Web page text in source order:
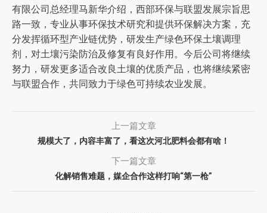
有限公司 总经理马新华介绍，西部环保与联盟发展宗旨思
路一致，专业从事环保技术研究和提供环保解决方案，充
分发挥循环型产业链优势，研发生产绿色环保土壤调理
剂，对土壤污染防治及修复有良好作用。今后公司将继续
努力，研发更多适合改良土壤的优质产品，也将继续紧密
与联盟合作，共同致力于绿色可持续农业发展。
上一篇文章
规模大了，内容丰富了，看这次河北肥料会都有啥！
下一篇文章
化解销售难题，媒企合作这样打响“第一枪”